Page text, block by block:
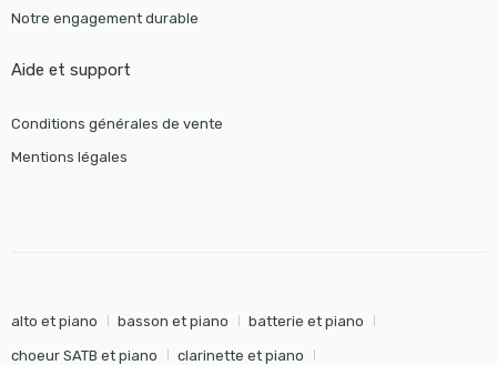
Notre engagement durable
Aide et support
Conditions générales de vente
Mentions légales
alto et piano basson et piano batterie et piano
choeur SATB et piano clarinette et piano